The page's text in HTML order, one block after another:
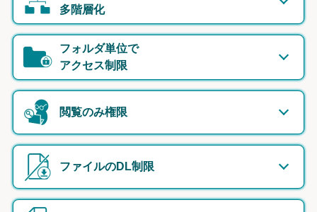
多階層化
フォルダ単位で
アクセス制限
閲覧のみ権限
ファイルのDL制限